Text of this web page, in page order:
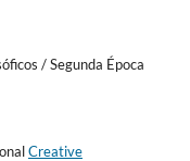
/ Segunda Época
Creative